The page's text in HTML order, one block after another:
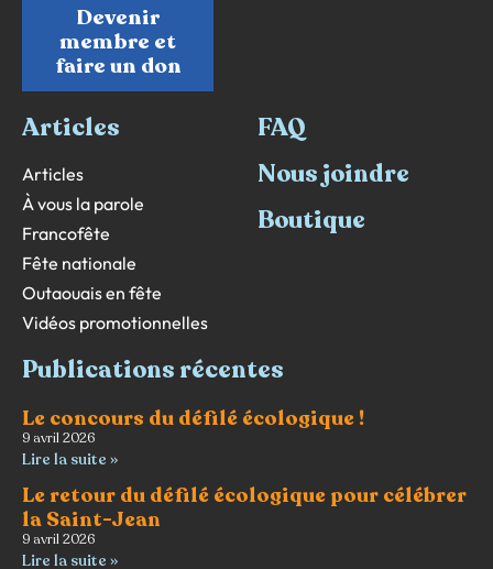
Devenir
membre et
faire un don
Articles
Articles
À vous la parole
Francofête
Fête nationale
Outaouais en fête
Vidéos promotionnelles
FAQ
Nous joindre
Boutique
Publications récentes
Le concours du défilé écologique !
9 avril 2026
Lire la suite »
Le retour du défilé écologique pour célébrer
la Saint-Jean
9 avril 2026
Lire la suite »